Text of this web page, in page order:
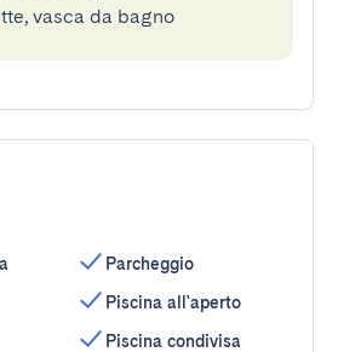
vasca da bagno
Parcheggio
Piscina all'aperto
Piscina condivisa